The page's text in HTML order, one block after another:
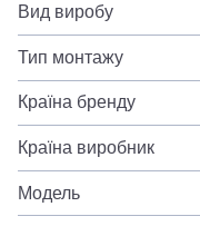
Вид виробу
Тип монтажу
Країна бренду
Країна виробник
Модель